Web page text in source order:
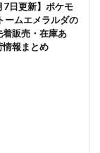
7日更新】ポケモ
ームエメラルダの
販売・在庫あ
情報まとめ